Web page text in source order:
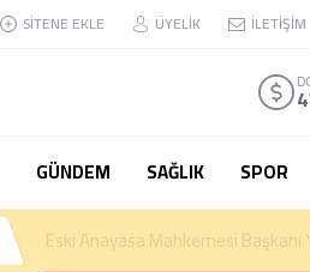
SİTENE EKLE ÜYELİK İLETİŞİM
GÜNDEM SAĞLIK SPOR
Eski Anayasa Mahkemesi